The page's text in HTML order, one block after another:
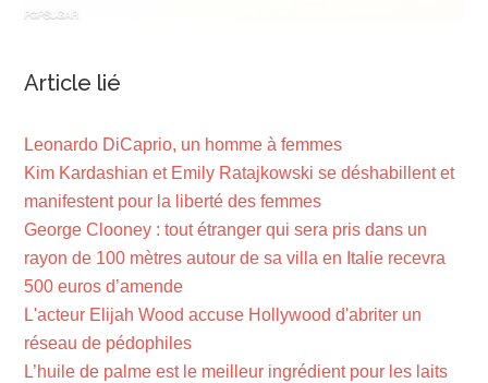
Article lié
Leonardo DiCaprio, un homme à femmes
Kim Kardashian et Emily Ratajkowski se déshabillent et
manifestent pour la liberté des femmes
George Clooney : tout étranger qui sera pris dans un
rayon de 100 mètres autour de sa villa en Italie recevra
500 euros d’amende
L'acteur Elijah Wood accuse Hollywood d'abriter un
réseau de pédophiles
L’huile de palme est le meilleur ingrédient pour les laits